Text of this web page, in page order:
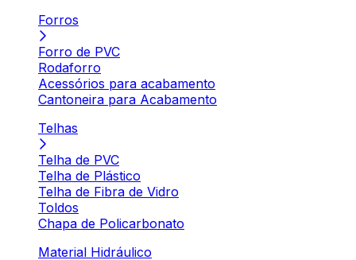
Forros
Forro de PVC
Rodaforro
Acessórios para acabamento
Cantoneira para Acabamento
Telhas
Telha de PVC
Telha de Plástico
Telha de Fibra de Vidro
Toldos
Chapa de Policarbonato
Material Hidráulico